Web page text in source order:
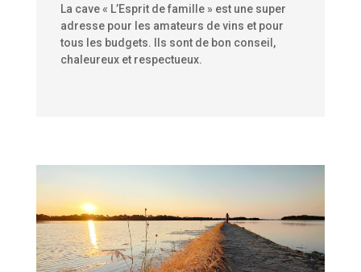
La cave « L’Esprit de famille » est une super
adresse pour les amateurs de vins et pour
tous les budgets. Ils sont de bon conseil,
chaleureux et respectueux.